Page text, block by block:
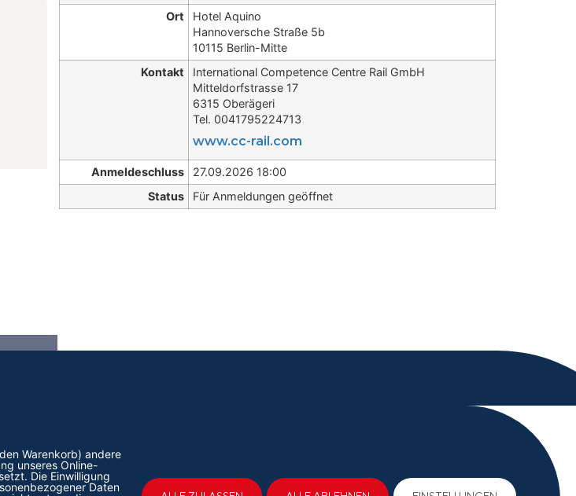
Ort
Hotel Aquino
Hannoversche Straße 5b
10115 Berlin-Mitte
Kontakt
International Competence Centre Rail GmbH
Mitteldorfstrasse 17
6315 Oberägeri
Tel. 0041795224713
www.cc-rail.com
Anmeldeschluss
27.09.2026 18:00
Status
Für Anmeldungen geöffnet
Impressum & Datenschutz
Warenkorb) andere
unseres Online-
Die Einwilligung
Daten